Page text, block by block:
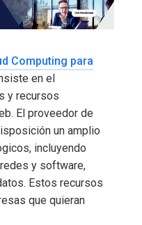
Computing para
en el
y recursos
El proveedor de
un amplio
incluyendo
y software,
Estos recursos
que quieran